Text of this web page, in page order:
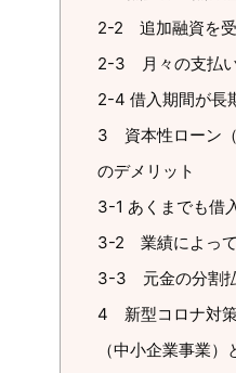
2-2 追加融資を
2-3 月々の支払
2-4 借入期間が長
3 資本性ローン（
のデメリット
3-1 あくまでも借
3-2 業績によっ
3-3 元金の分割
4 新型コロナ対
（中小企業事業）